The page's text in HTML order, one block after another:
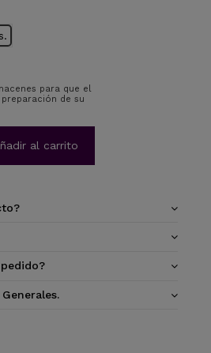
para que el
de su
al carrito